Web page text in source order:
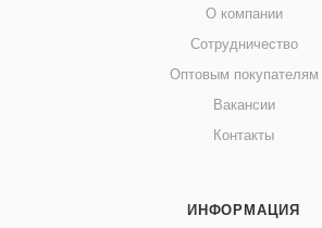
О компании
Сотрудничество
Оптовым покупателям
Вакансии
Контакты
ИНФОРМАЦИЯ